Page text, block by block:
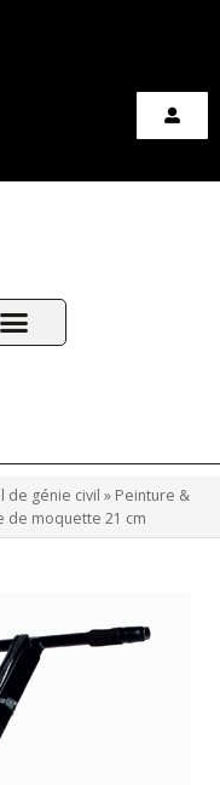
de génie civil » Peinture &
de moquette 21 cm